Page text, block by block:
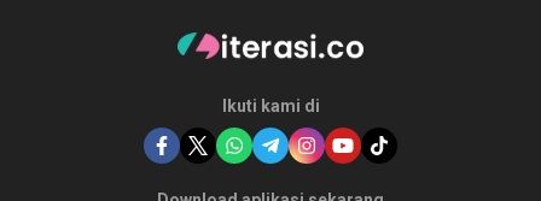
Ikuti kami di